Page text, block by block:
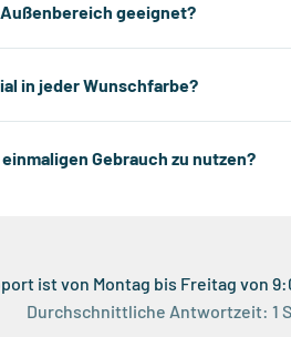
geeignet?
in jeder Wunschfarbe?
Gebrauch zu nutzen?
ist von Montag bis Freitag von
Durchschnittliche Antwortzeit: 1